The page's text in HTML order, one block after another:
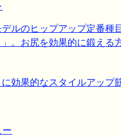
ルのヒップアップ定番種
。お尻を効果的に鍛える
効果的なスタイルアップ
ー